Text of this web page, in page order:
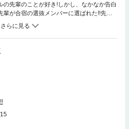
の先輩のことが好き!しかし、なかなか告白
が合宿の選抜メンバーに選ばれた!!先輩
の恋の行方は!？